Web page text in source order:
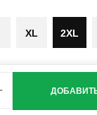
XL 2XL